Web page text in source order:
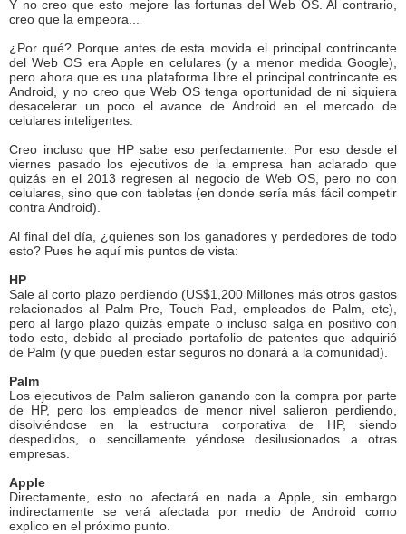
Y no creo que esto mejore las fortunas del Web OS. Al contrario,
creo que la empeora...
¿Por qué? Porque antes de esta movida el principal contrincante
del Web OS era Apple en celulares (y a menor medida Google),
pero ahora que es una plataforma libre el principal contrincante es
Android, y no creo que Web OS tenga oportunidad de ni siquiera
desacelerar un poco el avance de Android en el mercado de
celulares inteligentes.
Creo incluso que HP sabe eso perfectamente. Por eso desde el
viernes pasado los ejecutivos de la empresa han aclarado que
quizás en el 2013 regresen al negocio de Web OS, pero no con
celulares, sino que con tabletas (en donde sería más fácil competir
contra Android).
Al final del día, ¿quienes son los ganadores y perdedores de todo
esto? Pues he aquí mis puntos de vista:
HP
Sale al corto plazo perdiendo (US$1,200 Millones más otros gastos
relacionados al Palm Pre, Touch Pad, empleados de Palm, etc),
pero al largo plazo quizás empate o incluso salga en positivo con
todo esto, debido al preciado portafolio de patentes que adquirió
de Palm (y que pueden estar seguros no donará a la comunidad).
Palm
Los ejecutivos de Palm salieron ganando con la compra por parte
de HP, pero los empleados de menor nivel salieron perdiendo,
disolviéndose en la estructura corporativa de HP, siendo
despedidos, o sencillamente yéndose desilusionados a otras
empresas.
Apple
Directamente, esto no afectará en nada a Apple, sin embargo
indirectamente se verá afectada por medio de Android como
explico en el próximo punto.